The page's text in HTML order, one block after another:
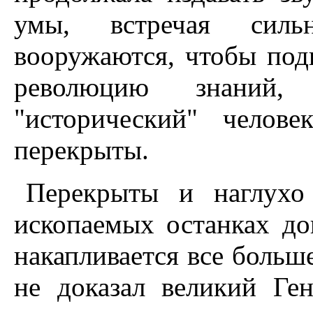
умы, встречая
вооружаются, чтобы
революцию
"исторический"
перекрыты.
Перекрыты и
ископаемых останках
накапливается все
не доказал великий